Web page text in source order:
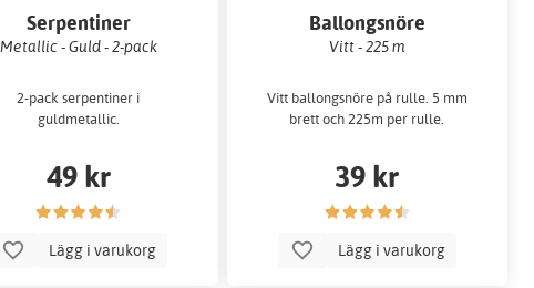
Serpentiner
Metallic - Guld - 2-pack
2-pack serpentiner i
guldmetallic.
49 kr
Lägg i varukorg
Ballongsnöre
Vitt - 225 m
Vitt ballongsnöre på rulle. 5 mm
brett och 225m per rulle.
39 kr
Lägg i varukorg